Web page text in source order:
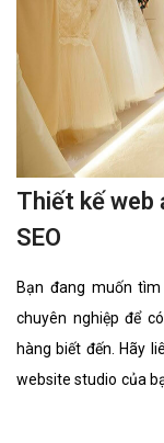
Thiết kế web
SEO
Bạn đang muốn
chuyên nghiệp để
hàng biết đến. Hãy
website studio của